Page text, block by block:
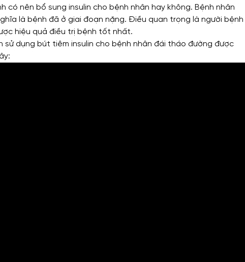
nên bổ sung insulin cho bệnh nhân hay không. Bệnh nhân
là bệnh đã ở giai đoạn nặng. Điều quan trọng là người bệnh
hiệu quả điều trị bệnh tốt nhất.
sử dụng bút tiêm insulin cho bệnh nhân đái tháo đường được